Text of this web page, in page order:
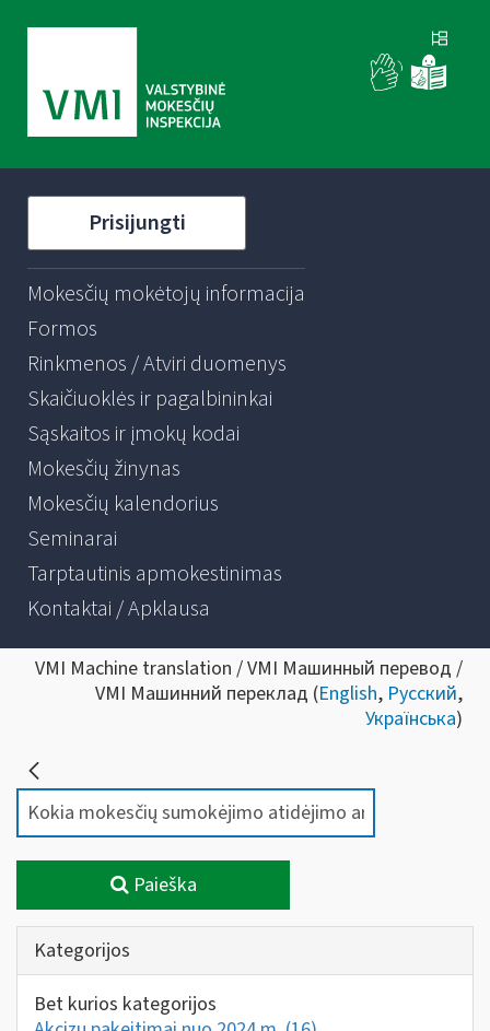
Prisijungti
Mokesčių mokėtojų informacija
Formos
Rinkmenos / Atviri duomenys
Skaičiuoklės ir pagalbininkai
Sąskaitos ir įmokų kodai
Mokesčių žinynas
Mokesčių kalendorius
Seminarai
Tarptautinis apmokestinimas
Kontaktai / Apklausa
VMI Machine translation / VMI Машинный перевод /
VMI Машинний переклад (English, Русский,
Українська)
Paieška
Kategorijos
Bet kurios kategorijos